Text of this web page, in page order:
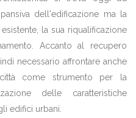
dell'edificazione ma la
la sua riqualificazione
Accanto al recupero
necessario affrontare anche
come strumento per la
delle caratteristiche
edifici urbani.